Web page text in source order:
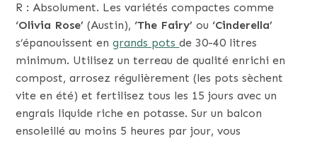
R : Absolument. Les variétés compactes comme
‘Olivia Rose’ (Austin), ‘The Fairy’ ou ‘Cinderella’
s’épanouissent engrands potsde 30-40 litres
minimum. Utilisez un terreau de qualité enrichi en
compost, arrosez régulièrement (les pots sèchent
vite en été) et fertilisez tous les 15 jours avec un
engrais liquide riche en potasse. Sur un balcon
ensoleillé au moins 5 heures par jour, vous